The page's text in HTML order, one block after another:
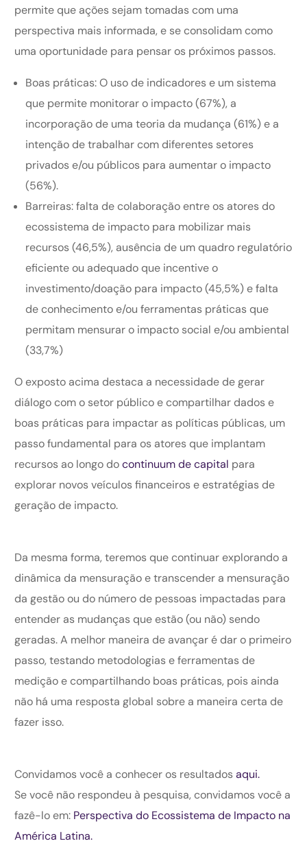
permite que ações sejam tomadas com uma
perspectiva mais informada, e se consolidam como
uma oportunidade para pensar os próximos passos.
Boas práticas: O uso de indicadores e um sistema
que permite monitorar o impacto (67%), a
incorporação de uma teoria da mudança (61%) e a
intenção de trabalhar com diferentes setores
privados e/ou públicos para aumentar o impacto
(56%).
Barreiras: falta de colaboração entre os atores do
ecossistema de impacto para mobilizar mais
recursos (46,5%), ausência de um quadro regulatório
eficiente ou adequado que incentive o
investimento/doação para impacto (45,5%) e falta
de conhecimento e/ou ferramentas práticas que
permitam mensurar o impacto social e/ou ambiental
(33,7%)
O exposto acima destaca a necessidade de gerar
diálogo com o setor público e compartilhar dados e
boas práticas para impactar as políticas públicas, um
passo fundamental para os atores que implantam
recursos ao longo docontinuum de capital para
explorar novos veículos financeiros e estratégias de
geração de impacto.
Da mesma forma, teremos que continuar explorando a
dinâmica da mensuração e transcender a mensuração
da gestão ou do número de pessoas impactadas para
entender as mudanças que estão (ou não) sendo
geradas. A melhor maneira de avançar é dar o primeiro
passo, testando metodologias e ferramentas de
medição e compartilhando boas práticas, pois ainda
não há uma resposta global sobre a maneira certa de
fazer isso.
Convidamos você a conhecer os resultadosaqui.
Se você não respondeu à pesquisa, convidamos você a
fazê-lo em: Perspectiva do Ecossistema de Impacto na
América Latina.